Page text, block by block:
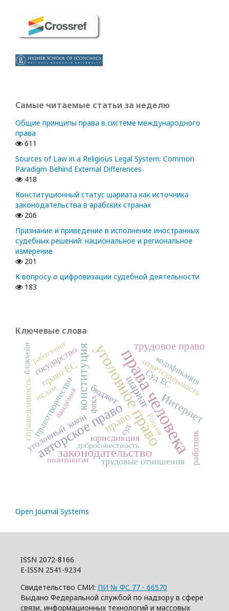
Самые читаемые статьи за неделю
Общие принципы права в системе международного
права
611
Sources of Law in a Religious Legal System: Common
Paradigm Behind External Differences
418
Конституционный статус шариата как источника
законодательства в арабских странах
206
Признание и приведение в исполнение иностранных
судебных решений: национальное и региональное
измерение
201
К вопросу о цифровизации судебной деятельности
183
Ключевые слова
права человека
уголовное право
авторское право
конституция
законодательство
право
шариат Интернет
трудовое право
право ЕС
бюджет
трудовые отношения
юрисдикция
ответственность
уголовный закон
правотворчество
государство
справедливость Суд ЕС
кодификация
работник
ислам
суд
добросовестность
пандемия
Россия
фикх
блокчейн
позитивизм
работники
Open Journal Systems
ISSN 2072-8166
E-ISSN 2541-9234
Свидетельство СМИ: ПИ № ФС 77 - 66570
Выдано Федеральной службой по надзору в сфере
связи, информационных технологий и массовых